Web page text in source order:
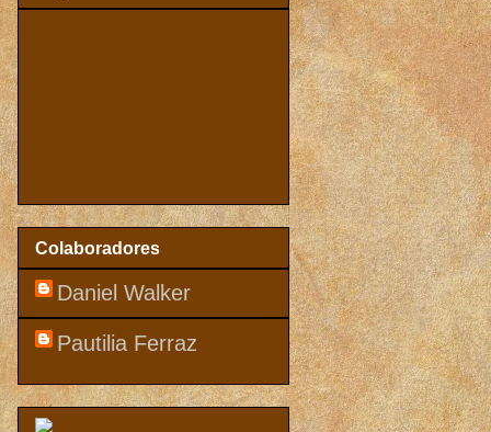
Colaboradores
Daniel Walker
Pautilia Ferraz